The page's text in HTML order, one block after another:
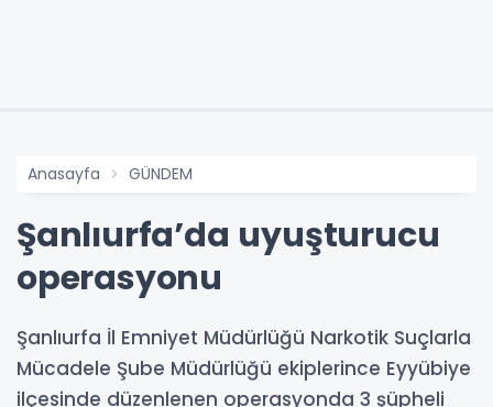
Anasayfa GÜNDEM
Şanlıurfa’da uyuşturucu
operasyonu
Şanlıurfa İl Emniyet Müdürlüğü Narkotik Suçlarla
Mücadele Şube Müdürlüğü ekiplerince Eyyübiye
ilçesinde düzenlenen operasyonda 3 şüpheli